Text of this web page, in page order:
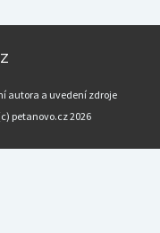
autora a uvedení zdroje
petanovo.cz 2026